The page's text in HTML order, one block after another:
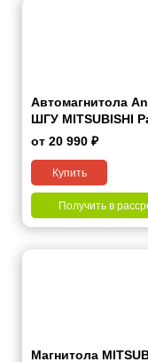
Автомагнитола
ШГУ MITSUBISHI
Shogun, Montero
от 20 990 ₽
Купить
Получить в
Магнитола